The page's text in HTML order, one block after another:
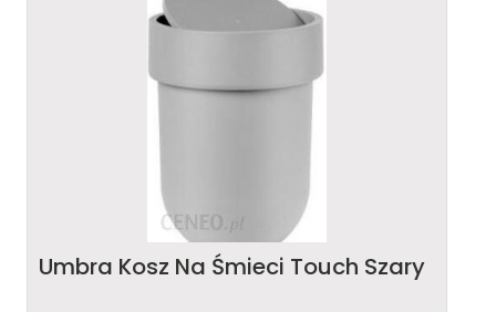
Umbra Kosz Na Śmieci Touch Szary